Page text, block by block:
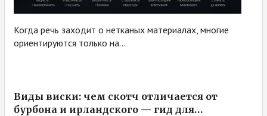
Когда речь заходит о нетканых материалах, многие
ориентируются только на...
Виды виски: чем скотч отличается от
бурбона и ирландского — гид для…